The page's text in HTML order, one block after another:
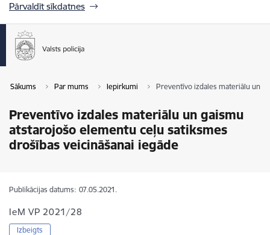
Pārvaldīt sīkdatnes
Sākums Par mums Iepirkumi Preventīvo izdales materiālu un
Preventīvo izdales materiālu un gaismu
atstarojošo elementu ceļu satiksmes
drošības veicināšanai iegāde
Publikācijas datums: 07.05.2021.
IeM VP 2021/28
Izbeigts